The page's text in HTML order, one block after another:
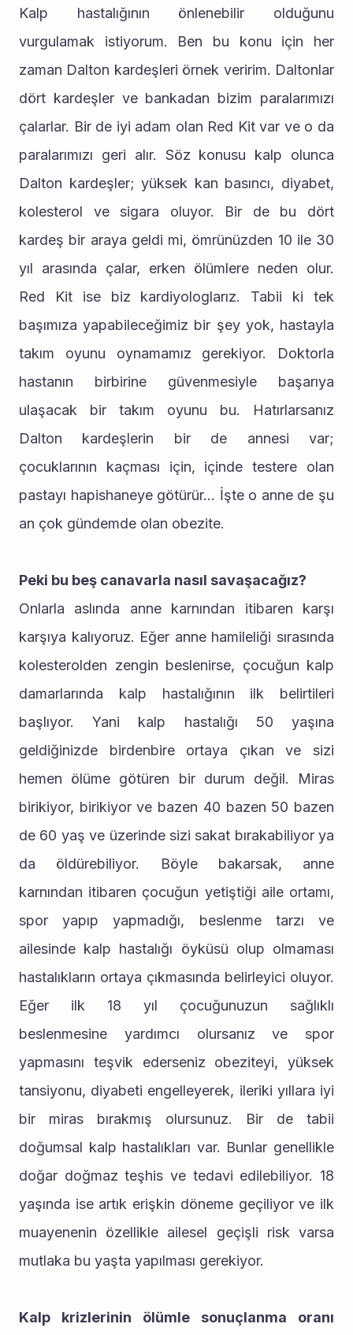
Kalp hastalığının önlenebilir olduğunu
vurgulamak istiyorum. Ben bu konu için her
zaman Dalton kardeşleri örnek veririm. Daltonlar
dört kardeşler ve bankadan bizim paralarımızı
çalarlar. Bir de iyi adam olan Red Kit var ve o da
paralarımızı geri alır. Söz konusu kalp olunca
Dalton kardeşler; yüksek kan basıncı, diyabet,
kolesterol ve sigara oluyor. Bir de bu dört
kardeş bir araya geldi mi, ömrünüzden 10 ile 30
yıl arasında çalar, erken ölümlere neden olur.
Red Kit ise biz kardiyologlarız. Tabii ki tek
başımıza yapabileceğimiz bir şey yok, hastayla
takım oyunu oynamamız gerekiyor. Doktorla
hastanın birbirine güvenmesiyle başarıya
ulaşacak bir takım oyunu bu. Hatırlarsanız
Dalton kardeşlerin bir de annesi var;
çocuklarının kaçması için, içinde testere olan
pastayı hapishaneye götürür... İşte o anne de şu
an çok gündemde olan obezite.
Peki bu beş canavarla nasıl savaşacağız?
Onlarla aslında anne karnından itibaren karşı
karşıya kalıyoruz. Eğer anne hamileliği sırasında
kolesterolden zengin beslenirse, çocuğun kalp
damarlarında kalp hastalığının ilk belirtileri
başlıyor. Yani kalp hastalığı 50 yaşına
geldiğinizde birdenbire ortaya çıkan ve sizi
hemen ölüme götüren bir durum değil. Miras
birikiyor, birikiyor ve bazen 40 bazen 50 bazen
de 60 yaş ve üzerinde sizi sakat bırakabiliyor ya
da öldürebiliyor. Böyle bakarsak, anne
karnından itibaren çocuğun yetiştiği aile ortamı,
spor yapıp yapmadığı, beslenme tarzı ve
ailesinde kalp hastalığı öyküsü olup olmaması
hastalıkların ortaya çıkmasında belirleyici oluyor.
Eğer ilk 18 yıl çocuğunuzun sağlıklı
beslenmesine yardımcı olursanız ve spor
yapmasını teşvik ederseniz obeziteyi, yüksek
tansiyonu, diyabeti engelleyerek, ileriki yıllara iyi
bir miras bırakmış olursunuz. Bir de tabii
doğumsal kalp hastalıkları var. Bunlar genellikle
doğar doğmaz teşhis ve tedavi edilebiliyor. 18
yaşında ise artık erişkin döneme geçiliyor ve ilk
muayenenin özellikle ailesel geçişli risk varsa
mutlaka bu yaşta yapılması gerekiyor.
Kalp krizlerinin ölümle sonuçlanma oranı